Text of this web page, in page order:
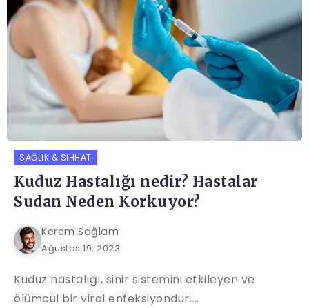
SAĞLIK & SIHHAT
Kuduz Hastalığı nedir? Hastalar
Sudan Neden Korkuyor?
Kerem Sağlam
Ağustos 19, 2023
Kuduz hastalığı, sinir sistemini etkileyen ve
ölümcül bir viral enfeksiyondur....